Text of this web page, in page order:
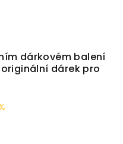
dárkovém balení
dárek pro